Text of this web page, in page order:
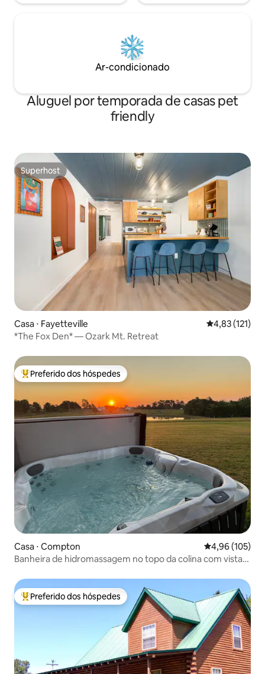
Ar-condicionado
Aluguel por temporada de casas pet
friendly
Superhost
Superhost
Casa ⋅ Fayetteville 4,83 de uma
4,83 (121)
*The Fox Den* — Ozark Mt. Retreat
Entre os melhores preferidos dos hóspedes
Preferido dos hóspedes
Casa ⋅ Compton 4,96 de uma
4,96 (105)
Banheira de hidromassagem no topo da colina com vistas
Entre os melhores preferidos dos hóspedes
Preferido dos hóspedes